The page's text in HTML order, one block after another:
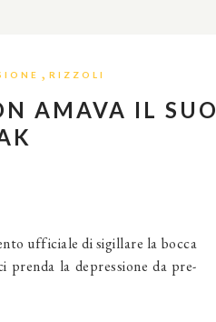
, RIZZOLI
AMAVA IL SUO
ufficiale di sigillare la bocca
prenda la depressione da pre-